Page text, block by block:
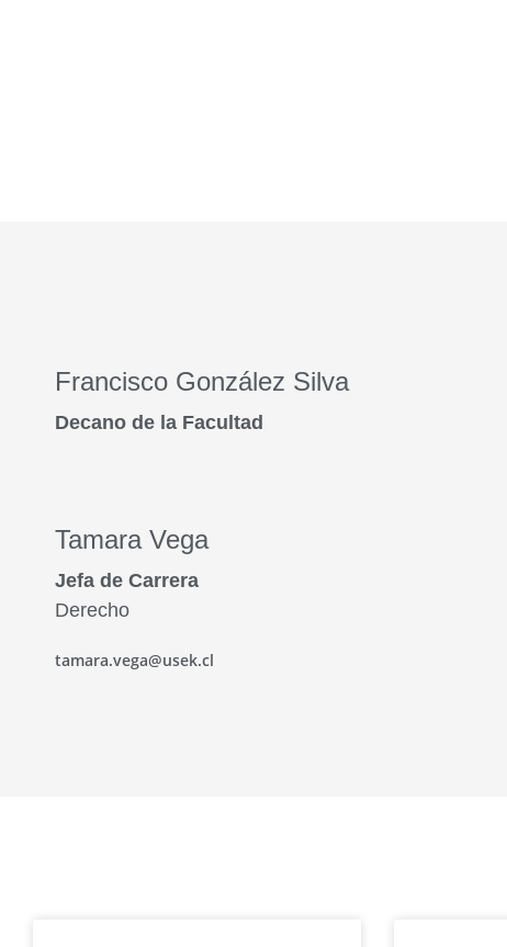
Francisco González Silva
Decano de la Facultad
Tamara Vega
Jefa de Carrera
Derecho
tamara.vega@usek.cl